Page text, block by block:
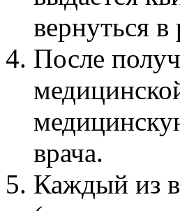
вернуться в
После
врача.
Каждый из